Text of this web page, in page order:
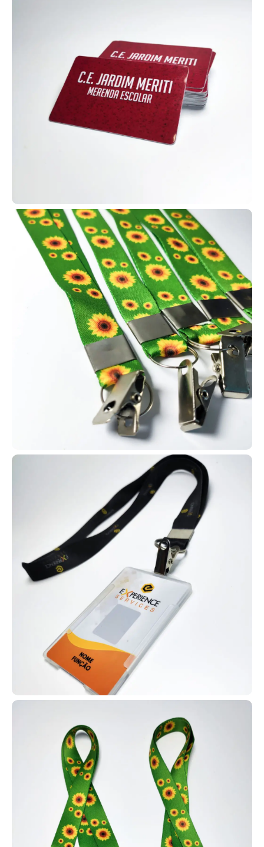
Os cordões para crachá personalizados unem organização,
segurança e marketing. Eles suportam crachás e cartões RFID,
mantêm identificação sempre visível e ainda fortalecem a marca
com impressão de logotipo e cores institucionais. São duráveis,
confortáveis e ideais para padronização de equipes.